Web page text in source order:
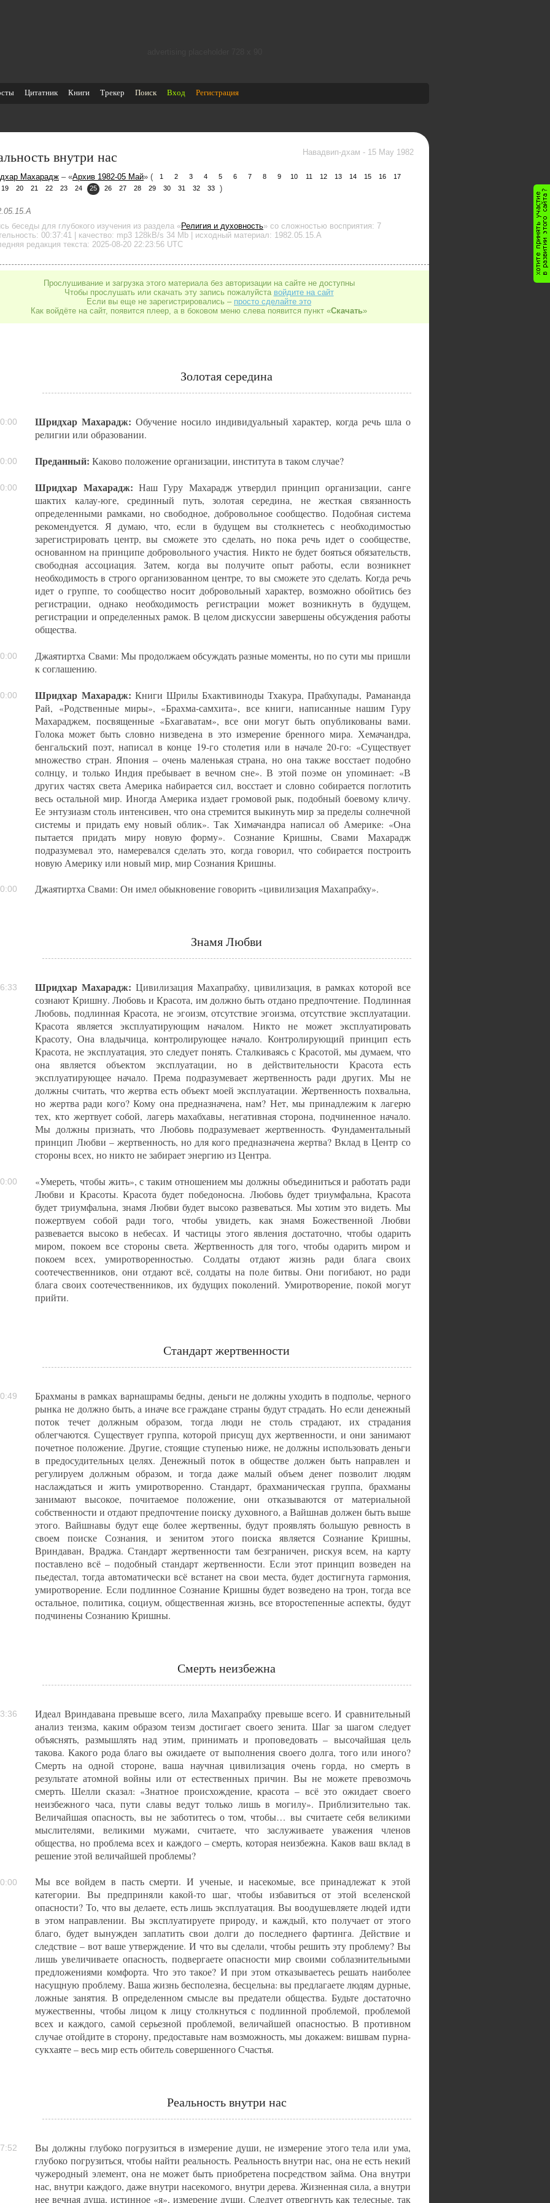
Цитатник Книги Трекер Поиск Вход Регистрация
внутри нас Навадвип-дхам - 15 May 1982
Махарадж – «Архив 1982-05 Май» ( 1 2 3 4 5 6 7 8 9 10 11 12 13 14 15 16
17
19
20 21 22 23 24 25 26 27 28 29 30 31 32 33 )
беседы для глубокого изучения из раздела «Религия и духовность» со сложностью восприятия: 7
00:37:41 | качество: mp3 128kB/s 34 Mb | исходный материал: 1982.05.15.A
редакция текста: 2025-08-20 22:23:56 UTC
Прослушивание и загрузка этого материала без авторизации на сайте не доступны
Чтобы прослушать или скачать эту запись пожалуйста войдите на сайт
Если вы еще не зарегистрировались – просто сделайте это
Как войдёте на сайт, появится плеер, а в боковом меню слева появится пункт «Скачать»
Золотая середина
Шридхар Махарадж: Обучение носило индивидуальный характер, когда речь шла о
религии или образовании.
Преданный: Каково положение организации, института в таком случае?
Шридхар Махарадж: Наш Гуру Махарадж утвердил принцип организации, санге
шактих калау-юге, срединный путь, золотая середина, не жесткая связанность
определенными рамками, но свободное, добровольное сообщество. Подобная система
рекомендуется. Я думаю, что, если в будущем вы столкнетесь с необходимостью
зарегистрировать центр, вы сможете это сделать, но пока речь идет о сообществе,
основанном на принципе добровольного участия. Никто не будет бояться обязательств,
свободная ассоциация. Затем, когда вы получите опыт работы, если возникнет
необходимость в строго организованном центре, то вы сможете это сделать. Когда речь
идет о группе, то сообщество носит добровольный характер, возможно обойтись без
регистрации, однако необходимость регистрации может возникнуть в будущем,
регистрации и определенных рамок. В целом дискуссии завершены обсуждения работы
общества.
Джаятиртха Свами: Мы продолжаем обсуждать разные моменты, но по сути мы пришли
к соглашению.
Шридхар Махарадж: Книги Шрилы Бхактивиноды Тхакура, Прабхупады, Рамананда
Рай, «Родственные миры», «Брахма-самхита», все книги, написанные нашим Гуру
Махараджем, посвященные «Бхагаватам», все они могут быть опубликованы вами.
Голока может быть словно низведена в это измерение бренного мира. Хемачандра,
бенгальский поэт, написал в конце 19-го столетия или в начале 20-го: «Существует
множество стран. Япония – очень маленькая страна, но она также восстает подобно
солнцу, и только Индия пребывает в вечном сне». В этой поэме он упоминает: «В
других частях света Америка набирается сил, восстает и словно собирается поглотить
весь остальной мир. Иногда Америка издает громовой рык, подобный боевому кличу.
Ее энтузиазм столь интенсивен, что она стремится выкинуть мир за пределы солнечной
системы и придать ему новый облик». Так Химачандра написал об Америке: «Она
пытается придать миру новую форму». Сознание Кришны, Свами Махарадж
подразумевал это, намеревался сделать это, когда говорил, что собирается построить
новую Америку или новый мир, мир Сознания Кришны.
Джаятиртха Свами: Он имел обыкновение говорить «цивилизация Махапрабху».
Знамя Любви
Шридхар Махарадж: Цивилизация Махапрабху, цивилизация, в рамках которой все
сознают Кришну. Любовь и Красота, им должно быть отдано предпочтение. Подлинная
Любовь, подлинная Красота, не эгоизм, отсутствие эгоизма, отсутствие эксплуатации.
Красота является эксплуатирующим началом. Никто не может эксплуатировать
Красоту, Она владычица, контролирующее начало. Контролирующий принцип есть
Красота, не эксплуатация, это следует понять. Сталкиваясь с Красотой, мы думаем, что
она является объектом эксплуатации, но в действительности Красота есть
эксплуатирующее начало. Према подразумевает жертвенность ради других. Мы не
должны считать, что жертва есть объект моей эксплуатации. Жертвенность похвальна,
но жертва ради кого? Кому она предназначена, нам? Нет, мы принадлежим к лагерю
тех, кто жертвует собой, лагерь махабхавы, негативная сторона, подчиненное начало.
Мы должны признать, что Любовь подразумевает жертвенность. Фундаментальный
принцип Любви – жертвенность, но для кого предназначена жертва? Вклад в Центр со
стороны всех, но никто не забирает энергию из Центра.
«Умереть, чтобы жить», с таким отношением мы должны объединиться и работать ради
Любви и Красоты. Красота будет победоносна. Любовь будет триумфальна, Красота
будет триумфальна, знамя Любви будет высоко развеваться. Мы хотим это видеть. Мы
пожертвуем собой ради того, чтобы увидеть, как знамя Божественной Любви
развевается высоко в небесах. И частицы этого явления достаточно, чтобы одарить
миром, покоем все стороны света. Жертвенность для того, чтобы одарить миром и
покоем всех, умиротворенностью. Солдаты отдают жизнь ради блага своих
соотечественников, они отдают всё, солдаты на поле битвы. Они погибают, но ради
блага своих соотечественников, их будущих поколений. Умиротворение, покой могут
прийти.
Стандарт жертвенности
Брахманы в рамках варнашрамы бедны, деньги не должны уходить в подполье, черного
рынка не должно быть, а иначе все граждане страны будут страдать. Но если денежный
поток течет должным образом, тогда люди не столь страдают, их страдания
облегчаются. Существует группа, которой присущ дух жертвенности, и они занимают
почетное положение. Другие, стоящие ступенью ниже, не должны использовать деньги
в предосудительных целях. Денежный поток в обществе должен быть направлен и
регулируем должным образом, и тогда даже малый объем денег позволит людям
наслаждаться и жить умиротворенно. Стандарт, брахманическая группа, брахманы
занимают высокое, почитаемое положение, они отказываются от материальной
собственности и отдают предпочтение поиску духовного, а Вайшнав должен быть выше
этого. Вайшнавы будут еще более жертвенны, будут проявлять большую ревность в
своем поиске Сознания, и зенитом этого поиска является Сознание Кришны,
Вриндаван, Враджа. Стандарт жертвенности там безграничен, рискуя всем, на карту
поставлено всё – подобный стандарт жертвенности. Если этот принцип возведен на
пьедестал, тогда автоматически всё встанет на свои места, будет достигнута гармония,
умиротворение. Если подлинное Сознание Кришны будет возведено на трон, тогда все
остальное, политика, социум, общественная жизнь, все второстепенные аспекты, будут
подчинены Сознанию Кришны.
Смерть неизбежна
Идеал Вриндавана превыше всего, лила Махапрабху превыше всего. И сравнительный
анализ теизма, каким образом теизм достигает своего зенита. Шаг за шагом следует
объяснять, размышлять над этим, принимать и проповедовать – высочайшая цель
такова. Какого рода благо вы ожидаете от выполнения своего долга, того или иного?
Смерть на одной стороне, ваша научная цивилизация очень горда, но смерть в
результате атомной войны или от естественных причин. Вы не можете превозмочь
смерть. Шелли сказал: «Знатное происхождение, красота – всё это ожидает своего
неизбежного часа, пути славы ведут только лишь в могилу». Приблизительно так.
Величайшая опасность, вы не заботитесь о том, чтобы… вы считаете себя великими
мыслителями, великими мужами, считаете, что заслуживаете уважения членов
общества, но проблема всех и каждого – смерть, которая неизбежна. Каков ваш вклад в
решение этой величайшей проблемы?
Мы все войдем в пасть смерти. И ученые, и насекомые, все принадлежат к этой
категории. Вы предприняли какой-то шаг, чтобы избавиться от этой вселенской
опасности? То, что вы делаете, есть лишь эксплуатация. Вы воодушевляете людей идти
в этом направлении. Вы эксплуатируете природу, и каждый, кто получает от этого
благо, будет вынужден заплатить свои долги до последнего фартинга. Действие и
следствие – вот ваше утверждение. И что вы сделали, чтобы решить эту проблему? Вы
лишь увеличиваете опасность, подвергаете опасности мир своими соблазнительными
предложениями комфорта. Что это такое? И при этом отказываетесь решать наиболее
насущную проблему. Ваша жизнь бесполезна, бесцельна: вы предлагаете людям дурные,
ложные занятия. В определенном смысле вы предатели общества. Будьте достаточно
мужественны, чтобы лицом к лицу столкнуться с подлинной проблемой, проблемой
всех и каждого, самой серьезной проблемой, величайшей опасностью. В противном
случае отойдите в сторону, предоставьте нам возможность, мы докажем: вишвам пурна-
сукхаяте – весь мир есть обитель совершенного Счастья.
Реальность внутри нас
Вы должны глубоко погрузиться в измерение души, не измерение этого тела или ума,
глубоко погрузиться, чтобы найти реальность. Реальность внутри нас, она не есть некий
чужеродный элемент, она не может быть приобретена посредством займа. Она внутри
нас, внутри каждого, даже внутри насекомого, внутри дерева. Жизненная сила, а внутри
нее вечная душа, истинное «я», измерение души. Следует отвергнуть как телесные, так